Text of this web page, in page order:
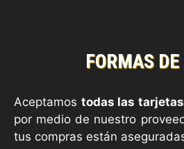
FORMAS DE
Aceptamos todas las
por medio de nuestro
tus compras están